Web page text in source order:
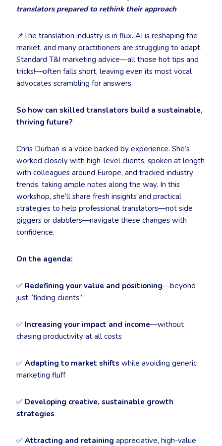
translators prepared to rethink their approach
📌The translation industry is in flux. AI is reshaping the
market, and many practitioners are struggling to adapt.
Standard T&I marketing advice—all those hot tips and
tricks!—often falls short, leaving even its most vocal
advocates scrambling for answers.
So how can skilled translators build a sustainable,
thriving future?
Chris Durban is a voice backed by experience. She’s
worked closely with high-level clients, spoken at length
with colleagues around Europe, and tracked industry
trends, taking ample notes along the way. In this
workshop, she’ll share fresh insights and practical
strategies to help professional translators—not side
giggers or dabblers—navigate these changes with
confidence.
On the agenda:
✅ Redefining your value and positioning—beyond
just “finding clients”
✅ Increasing your impact and income—without
chasing productivity at all costs
✅ Adapting to market shifts while avoiding generic
marketing fluff
✅ Developing creative, sustainable growth
strategies
✅ Attracting and retaining appreciative, high-value